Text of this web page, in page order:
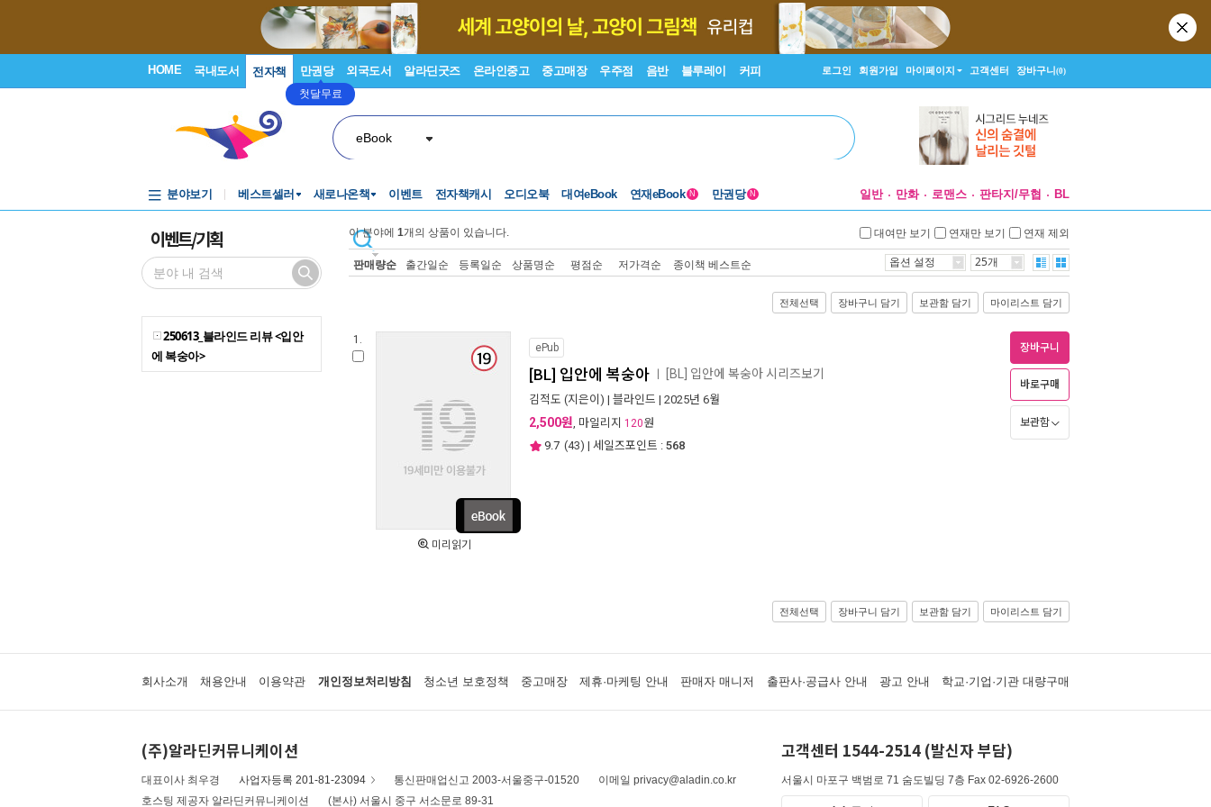
HOME 국내도서 전자책 만권당
첫달무료
외국도서 알라딘굿즈 온라인중고 중고매장 우주점 음반 블루레이 커피 로그인 회원가입 마이페이지 고객센터 장바구니(0)
eBook
분야보기 베스트셀러 새로나온책 이벤트 전자책캐시 오디오북 대여eBook 연재eBook N 만권당 N 일반 만화 로맨스 판타지/무협 BL
이벤트/기획
250613_블라인드 리뷰 <입안
에 복숭아>
이 분야에 1개의 상품이 있습니다. 대여만 보기 연재만 보기 연재 제외
판매량순 출간일순 등록일순 상품명순 평점순 저가격순 종이책 베스트순 옵션 설정 25개
전체선택 장바구니 담기 보관함 담기 마이리스트 담기
1.
미리읽기
ePub
[BL] 입안에 복숭아 [BL] 입안에 복숭아 시리즈보기
김적도 (지은이) | 블라인드 | 2025년 6월
2,500원, 마일리지 120원
9.7 (43) | 세일즈포인트 : 568
장바구니
바로구매
보관함
전체선택 장바구니 담기 보관함 담기 마이리스트 담기
회사소개 채용안내 이용약관 개인정보처리방침 청소년 보호정책 중고매장 제휴·마케팅 안내 판매자 매니저 출판사·공급사 안내 광고 안내 학교·기업·기관 대량구매
(주)알라딘커뮤니케이션
대표이사 최우경 사업자등록 201-81-23094 통신판매업신고 2003-서울중구-01520
이메일 privacy@aladin.co.kr
호스팅 제공자 알라딘커뮤니케이션
(본사) 서울시 중구 서소문로 89-31
고객센터 1544-2514 (발신자 부담)
서울시 마포구 백범로 71 숨도빌딩 7층 Fax 02-6926-2600